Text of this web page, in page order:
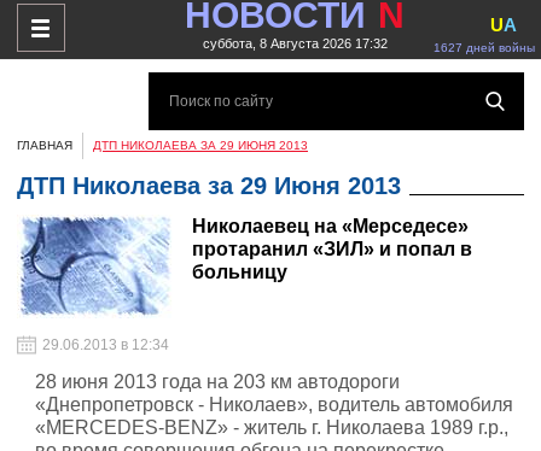
НОВОСТИ N
суббота, 8 Августа 2026 17:32 1627 дней войны
UA
ГЛАВНАЯ ДТП НИКОЛАЕВА ЗА 29 ИЮНЯ 2013
ДТП Николаева за 29 Июня 2013
Николаевец на «Мерседесе»
протаранил «ЗИЛ» и попал в
больницу
29.06.2013 в 12:34
28 июня 2013 года на 203 км автодороги
«Днепропетровск - Николаев», водитель автомобиля
«MERCEDES-BENZ» - житель г. Николаева 1989 г.р.,